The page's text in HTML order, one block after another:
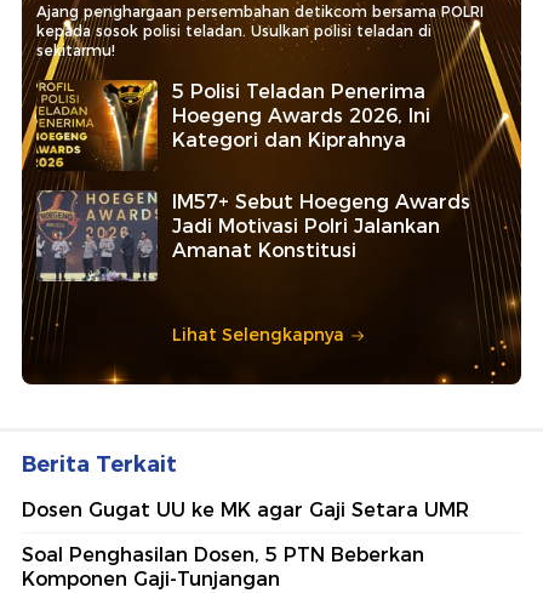
Ajang penghargaan persembahan detikcom bersama POLRI
kepada sosok polisi teladan. Usulkan polisi teladan di
sekitarmu!
5 Polisi Teladan Penerima
Hoegeng Awards 2026, Ini
Kategori dan Kiprahnya
IM57+ Sebut Hoegeng Awards
Jadi Motivasi Polri Jalankan
Amanat Konstitusi
Lihat Selengkapnya
Berita Terkait
Dosen Gugat UU ke MK agar Gaji Setara UMR
Soal Penghasilan Dosen, 5 PTN Beberkan
Komponen Gaji-Tunjangan